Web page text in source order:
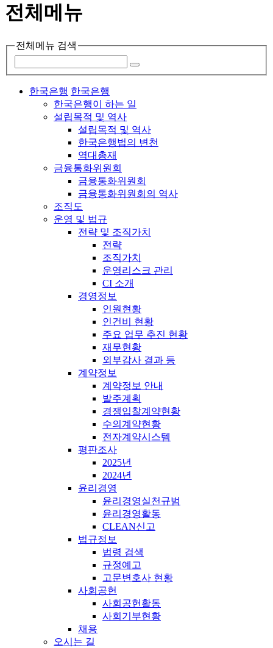
전체메뉴
전체메뉴 검색
한국은행 한국은행
한국은행이 하는 일
설립목적 및 역사
설립목적 및 역사
한국은행법의 변천
역대총재
금융통화위원회
금융통화위원회
금융통화위원회의 역사
조직도
운영 및 법규
전략 및 조직가치
전략
조직가치
운영리스크 관리
CI 소개
경영정보
인원현황
인건비 현황
주요 업무 추진 현황
재무현황
외부감사 결과 등
계약정보
계약정보 안내
발주계획
경쟁입찰계약현황
수의계약현황
전자계약시스템
평판조사
2025년
2024년
윤리경영
윤리경영실천규범
윤리경영활동
CLEAN신고
법규정보
법령 검색
규정예고
고문변호사 현황
사회공헌
사회공헌활동
사회기부현황
채용
오시는 길